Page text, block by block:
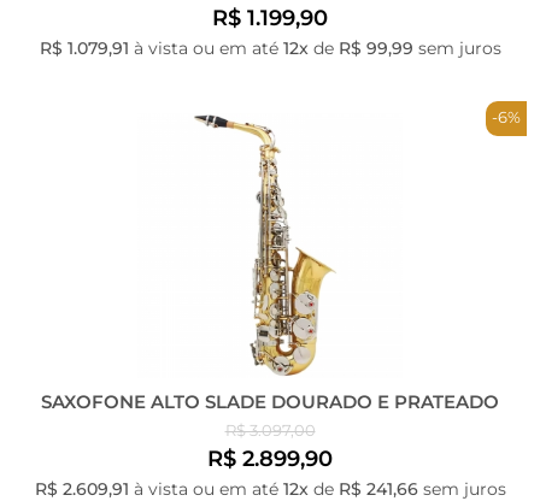
R$ 1.199,90
R$ 1.079,91 à vista ou em até 12xde R$ 99,99 sem juros
-6%
SAXOFONE ALTO SLADE DOURADO E PRATEADO
R$ 3.097,00
R$ 2.899,90
R$ 2.609,91 à vista ou em até 12xde R$ 241,66sem juros